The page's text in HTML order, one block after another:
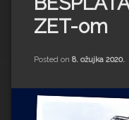
Impressum
Milenko Strižak
Drugi autori
Drugi autori
Ljiljana Lekanić-Kljaić
ZET-om
Posted on 8. ožujka 2020.